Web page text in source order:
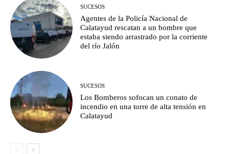
SUCESOS
Agentes de la Policía Nacional de
Calatayud rescatan a un hombre que
estaba siendo arrastrado por la corriente
del río Jalón
SUCESOS
Los Bomberos sofocan un conato de
incendio en una torre de alta tensión en
Calatayud